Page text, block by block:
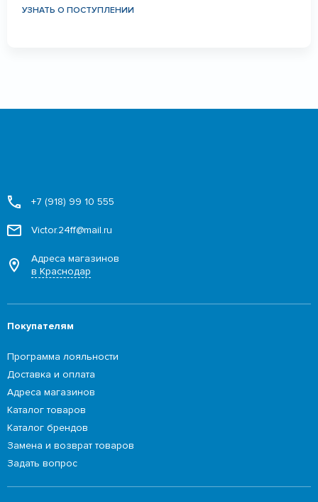
УЗНАТЬ О ПОСТУПЛЕНИИ
+7 (918) 99 10 555
Victor.24ff@mail.ru
Адреса магазинов
в Краснодар
Покупателям
Программа лояльности
Доставка и оплата
Адреса магазинов
Каталог товаров
Каталог брендов
Замена и возврат товаров
Задать вопрос